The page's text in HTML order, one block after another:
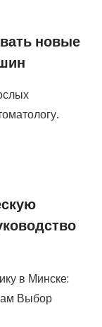
новые
в Минске:
Выбор